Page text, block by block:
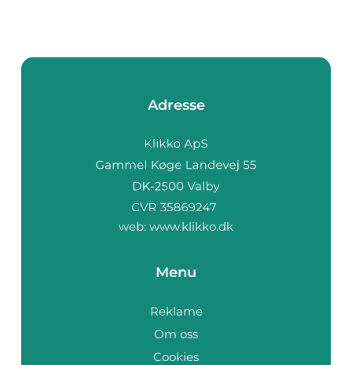
Adresse
web: www.klikko.dk
Menu
Reklame
Om oss
Cookies